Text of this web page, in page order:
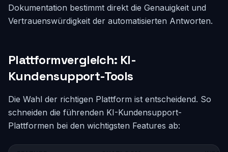
Dokumentation bestimmt direkt die Genauigkeit und
Vertrauenswürdigkeit der automatisierten Antworten.
Plattformvergleich: KI-
Kundensupport-Tools
Die Wahl der richtigen Plattform ist entscheidend. So
schneiden die führenden KI-Kundensupport-
Plattformen bei den wichtigsten Features ab: